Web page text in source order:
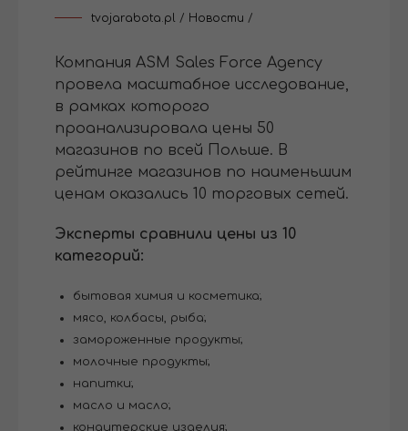
tvojarabota.pl / Новости /
Компания ASM Sales Force Agency
провела масштабное исследование,
в рамках которого
проанализировала цены 50
магазинов по всей Польше. В
рейтинге магазинов по наименьшим
ценам оказались 10 торговых сетей.
Эксперты сравнили цены из 10
категорий:
бытовая химия и косметика;
мясо, колбасы, рыба;
замороженные продукты;
молочные продукты;
напитки;
масло и масло;
кондитерские изделия;